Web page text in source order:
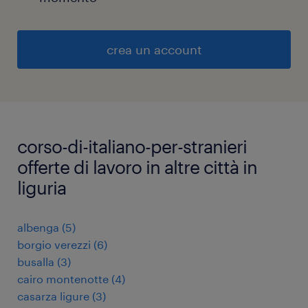
crea un account
corso-di-italiano-per-stranieri
offerte di lavoro in altre città in
liguria
albenga (5)
borgio verezzi (6)
busalla (3)
cairo montenotte (4)
casarza ligure (3)